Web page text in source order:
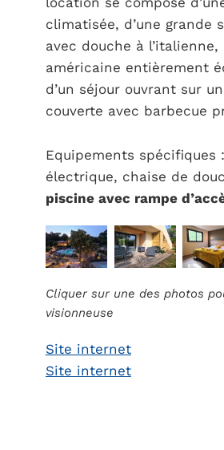
climatisée, d’une grande
avec douche à l’italienne,
américaine entièrement
d’un séjour ouvrant sur
couverte avec barbecue
Equipements spécifiques
électrique, chaise de
piscine avec rampe
Cliquer sur une des photos
visionneuse
Site internet
Site internet